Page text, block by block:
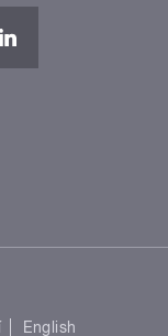
English